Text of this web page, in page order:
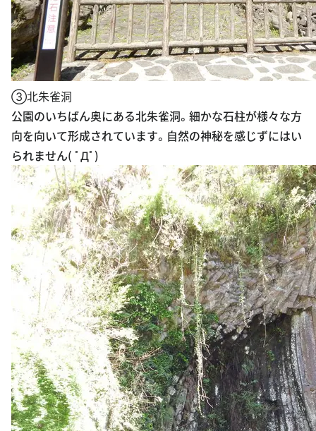
③北朱雀洞
公園のいちばん奥にある北朱雀洞。細かな石柱が様々な方
向を向いて形成されています。自然の神秘を感じずにはい
られません( ﾟДﾟ)